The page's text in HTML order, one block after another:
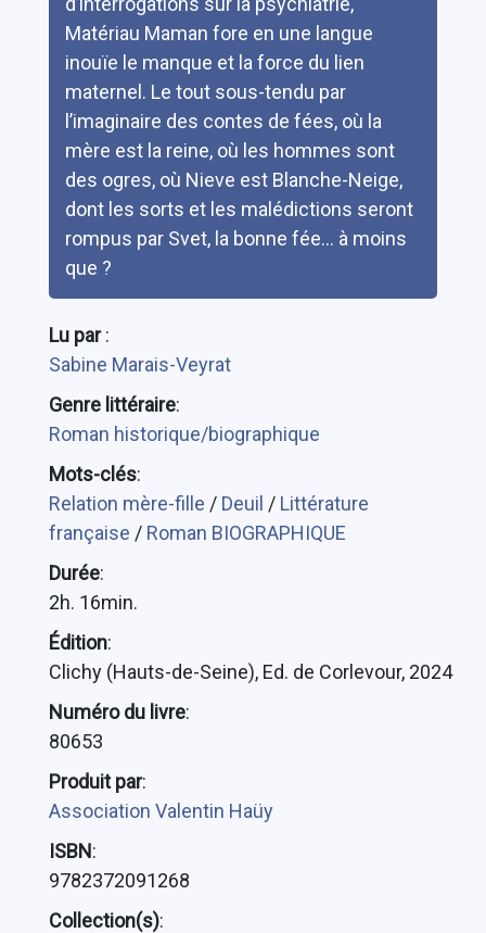
Matériau Maman fore en une langue
inouïe le manque et la force du lien
maternel. Le tout sous-tendu par
l’imaginaire des contes de fées, où la
mère est la reine, où les hommes sont
des ogres, où Nieve est Blanche-Neige,
dont les sorts et les malédictions seront
rompus par Svet, la bonne fée… à moins
que ?
Lu par:
Sabine Marais-Veyrat
Genre littéraire:
Roman historique/biographique
Mots-clés:
Relation mère-fille / Deuil / Littérature
française / Roman BIOGRAPHIQUE
Durée:
2h. 16min.
Édition:
Clichy (Hauts-de-Seine), Ed. de Corlevour, 2024
Numéro du livre:
80653
Produit par:
Association Valentin Haüy
ISBN:
9782372091268
Collection(s):